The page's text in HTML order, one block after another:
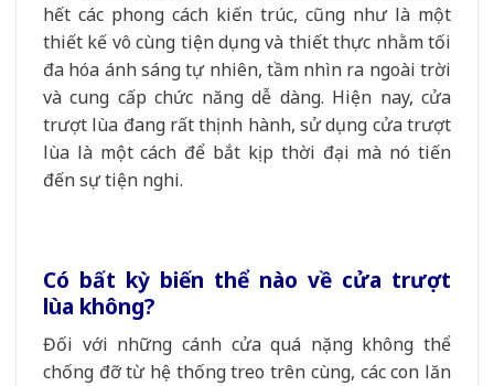
hết các phong cách kiến ​​trúc, cũng như là một
thiết kế vô cùng tiện dụng và thiết thực nhằm tối
đa hóa ánh sáng tự nhiên, tầm nhìn ra ngoài trời
và cung cấp chức năng dễ dàng. Hiện nay, cửa
trượt lùa đang rất thịnh hành, sử dụng cửa trượt
lùa là một cách để bắt kịp thời đại mà nó tiến
đến sự tiện nghi.
Có bất kỳ biến thể nào về cửa trượt
lùa không?
Đối với những cánh cửa quá nặng không thể
chống đỡ từ hệ thống treo trên cùng, các con lăn